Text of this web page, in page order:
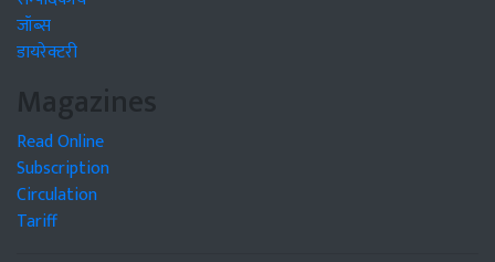
जॉब्स
डायरेक्टरी
Magazines
Read Online
Subscription
Circulation
Tariff